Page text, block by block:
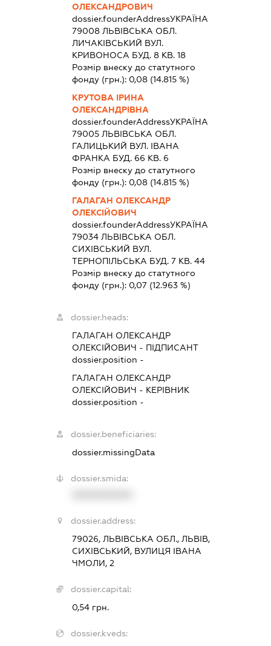
ОЛЕКСАНДРОВИЧ
dossier.founderAddressУКРАЇНА
79008 ЛЬВIВСЬКА ОБЛ.
ЛИЧАКІВСЬКИЙ ВУЛ.
КРИВОНОСА БУД. 8 КВ. 18
Розмір внеску до статутного
фонду (грн.): 0,08(14.815 %)
КРУТОВА ІРИНА
ОЛЕКСАНДРІВНА
dossier.founderAddressУКРАЇНА
79005 ЛЬВIВСЬКА ОБЛ.
ГАЛИЦЬКИЙ ВУЛ. ІВАНА
ФРАНКА БУД. 66 КВ. 6
Розмір внеску до статутного
фонду (грн.): 0,08(14.815 %)
ГАЛАГАН ОЛЕКСАНДР
ОЛЕКСІЙОВИЧ
dossier.founderAddressУКРАЇНА
79034 ЛЬВIВСЬКА ОБЛ.
СИХІВСЬКИЙ ВУЛ.
ТЕРНОПІЛЬСЬКА БУД. 7 КВ. 44
Розмір внеску до статутного
фонду (грн.): 0,07(12.963 %)
dossier.heads:
ГАЛАГАН ОЛЕКСАНДР
ОЛЕКСІЙОВИЧ - ПІДПИСАНТ
dossier.position -
ГАЛАГАН ОЛЕКСАНДР
ОЛЕКСІЙОВИЧ - КЕРІВНИК
dossier.position -
dossier.beneficiaries:
dossier.missingData
dossier.smida:
dossier.address:
79026, ЛЬВІВСЬКА ОБЛ., ЛЬВІВ,
СИХІВСЬКИЙ, ВУЛИЦЯ ІВАНА
ЧМОЛИ, 2
dossier.capital:
0,54 грн.
dossier.kveds: